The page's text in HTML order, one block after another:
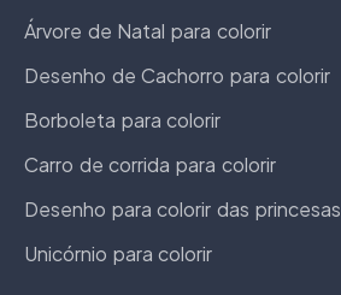
Árvore de Natal para colorir
Desenho de Cachorro para colorir
Borboleta para colorir
Carro de corrida para colorir
Desenho para colorir das princesas
Unicórnio para colorir